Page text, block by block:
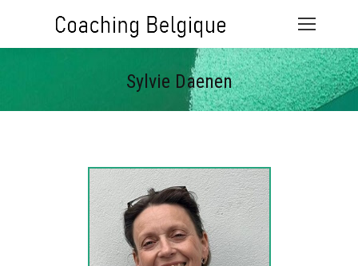
Sylvie Daenen
Vous êtes ici :